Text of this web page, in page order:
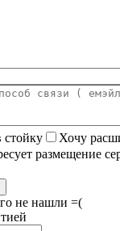
Хочу
размещение
не нашли =(